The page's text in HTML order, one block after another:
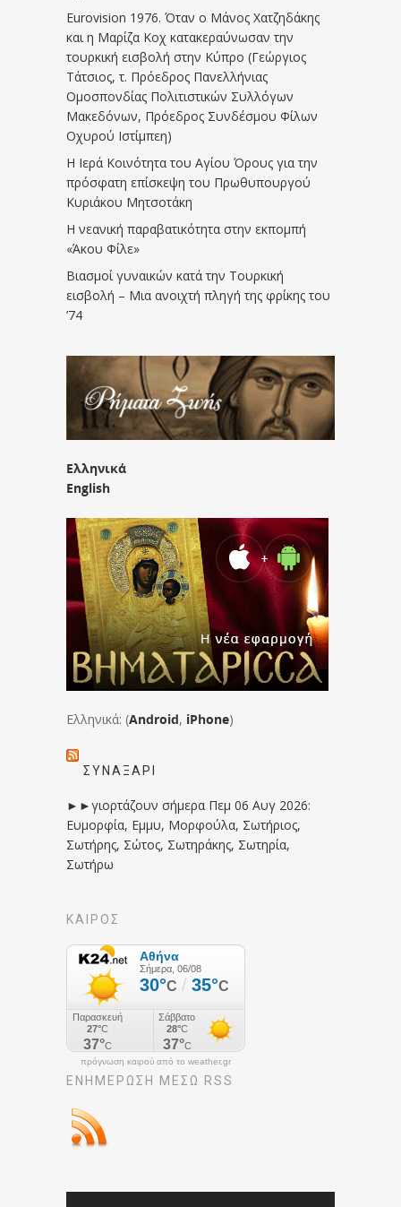
Eurovision 1976. Όταν ο Μάνος Χατζηδάκης
και η Μαρίζα Κοχ κατακεραύνωσαν την
τουρκική εισβολή στην Κύπρο (Γεώργιος
Τάτσιος, τ. Πρόεδρος Πανελλήνιας
Ομοσπονδίας Πολιτιστικών Συλλόγων
Μακεδόνων, Πρόεδρος Συνδέσμου Φίλων
Οχυρού Ιστίμπεη)
Η Ιερά Κοινότητα του Αγίου Όρους για την
πρόσφατη επίσκεψη του Πρωθυπουργού
Κυριάκου Μητσοτάκη
Η νεανική παραβατικότητα στην εκπομπή
«Άκου Φίλε»
Βιασμοί γυναικών κατά την Τουρκική
εισβολή – Μια ανοιχτή πληγή της φρίκης του
’74
Ελληνικά
English
Ελληνικά: (Android, iPhone)
ΣΥΝΑΞΆΡΙ
►►γιορτάζουν σήμερα Πεμ 06 Αυγ 2026:
Ευμορφία, Εμμυ, Μορφούλα, Σωτήριος,
Σωτήρης, Σώτος, Σωτηράκης, Σωτηρία,
Σωτήρω
ΚΑΙΡΟΣ
πρόγνωση καιρού από το weather.gr
ΕΝΗΜΈΡΩΣΉ ΜΕΣΩ RSS